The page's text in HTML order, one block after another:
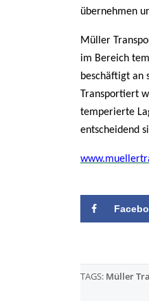
übernehmen
Müller
im Bereich
beschäftigt an
Transportiert
temperierte
entscheidend
TAGS: Müller